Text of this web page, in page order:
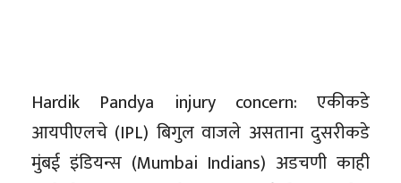
Hardik Pandya injury concern: एकीकडे
आयपीएलचे (IPL) बिगुल वाजले असताना दुसरीकडे
मुंबई इंडियन्स (Mumbai Indians) अडचणी काही